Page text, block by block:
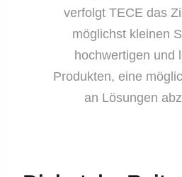
verfolgt TECE das
möglichst kleinen
hochwertigen und
Produkten, eine
an Lösungen